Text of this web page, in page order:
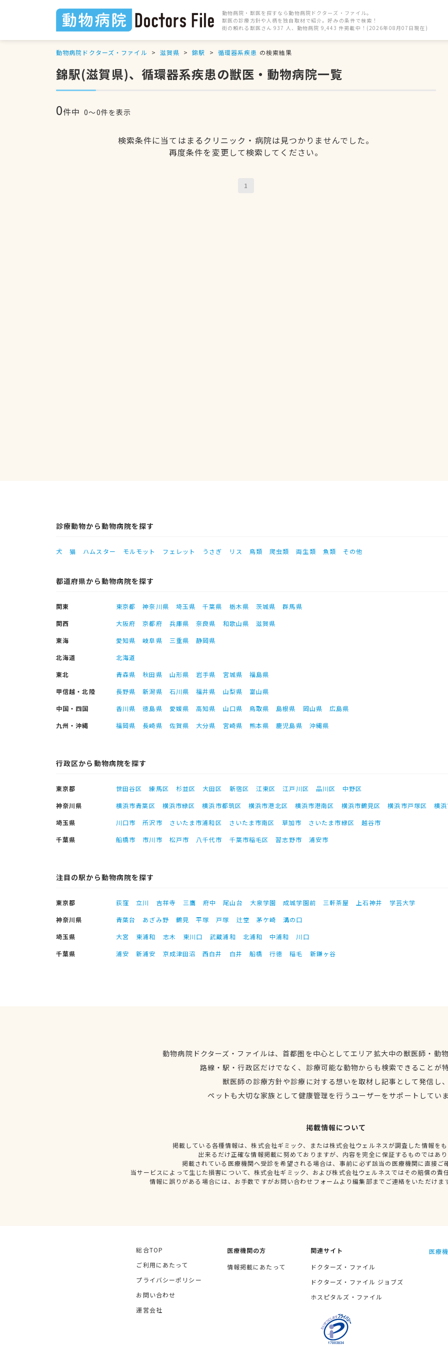
動物病院・獣医を探すなら動物病院ドクターズ・ファイル。
獣医の診療方針や人柄を独自取材で紹介。好みの条件で検索！
街の頼れる獣医さん 937 人、動物病院 9,443 件掲載中！(2026年08月07日現在)
動物病院ドクターズ・ファイル 滋賀県 錦駅 循環器系疾患 の検索結果
錦駅(滋賀県)、循環器系疾患の獣医・動物病院一覧
0件中 0〜0件を表示
検索条件に当てはまるクリニック・病院は見つかりませんでした。
再度条件を変更して検索してください。
1
診療動物から動物病院を探す
犬 猫 ハムスター モルモット フェレット うさぎ リス 鳥類 爬虫類 両生類 魚類 その他
都道府県から動物病院を探す
関東 東京都 神奈川県 埼玉県 千葉県 栃木県 茨城県
群馬県
関西
大阪府 京都府 兵庫県 奈良県 和歌山県
滋賀県
東海
愛知県 岐阜県 三重県
静岡県
北海道
北海道
東北
青森県 秋田県 山形県 岩手県 宮城県
福島県
甲信越・北陸
長野県 新潟県 石川県 福井県 山梨県
富山県
中国・四国
香川県 徳島県 愛媛県 高知県 山口県 鳥取県 島根県 岡山県
広島県
九州・沖縄
福岡県 長崎県 佐賀県 大分県 宮崎県 熊本県 鹿児島県 沖縄県
行政区から動物病院を探す
東京都 世田谷区 練馬区 杉並区 大田区 新宿区 江東区 江戸川区 品川区
中野区
神奈川県
横浜市青葉区 横浜市緑区 横浜市都筑区 横浜市港北区 横浜市港南区 横浜市鶴見区 横浜市戸塚区
横
埼玉県
川口市 所沢市 さいたま市浦和区 さいたま市南区 草加市 さいたま市緑区
越谷市
千葉県
船橋市 市川市 松戸市 八千代市 千葉市稲毛区 習志野市 浦安市
注目の駅から動物病院を探す
東京都 荻窪 立川 吉祥寺 三鷹 府中 尾山台 大泉学園 成城学園前 三軒茶屋 上石神井
学芸大学
神奈川県
青葉台 あざみ野 鶴見 平塚 戸塚 辻堂 茅ケ崎
溝の口
埼玉県
大宮 東浦和 志木 東川口 武蔵浦和 北浦和 中浦和
川口
千葉県
浦安 新浦安 京成津田沼 西白井 白井 船橋 行徳 稲毛 新鎌ヶ谷
動物病院ドクターズ・ファイルは、首都圏を中心としてエリア拡大中の獣医師・動
路線・駅・行政区だけでなく、診療可能な動物からも検索できることが
獣医師の診療方針や診療に対する想いを取材し記事として発信し
ペットも大切な家族として健康管理を行うユーザーをサポートしてい
掲載情報について
掲載している各種情報は、株式会社ギミック、または株式会社ウェルネスが調査した情報を
出来るだけ正確な情報掲載に努めておりますが、内容を完全に保証するものではあ
掲載されている医療機関へ受診を希望される場合は、事前に必ず該当の医療機関に直接ご
当サービスによって生じた損害について、株式会社ギミック、および株式会社ウェルネスではその賠償の責
情報に誤りがある場合には、お手数ですがお問い合わせフォームより編集部までご連絡をいただけま
総合TOP
ご利用にあたって
プライバシーポリシー
お問い合わせ
運営会社
医療機関の方
情報掲載にあたって
関連サイト
ドクターズ・ファイル
ドクターズ・ファイル ジョブズ
ホスピタルズ・ファイル
医療